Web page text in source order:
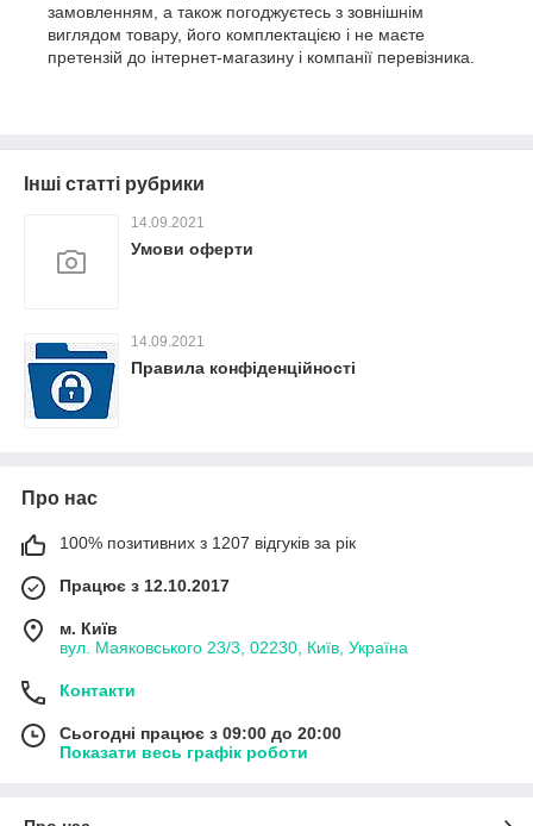
замовленням, а також погоджуєтесь з зовнішнім
виглядом товару, його комплектацією і не маєте
претензій до інтернет-магазину і компанії перевізника.
Інші статті рубрики
14.09.2021
Умови оферти
14.09.2021
Правила конфіденційності
Про нас
100% позитивних з 1207 відгуків за рік
Працює з 12.10.2017
м. Київ
вул. Маяковського 23/3, 02230, Київ, Україна
Контакти
Сьогодні працює з 09:00 до 20:00
Показати весь графік роботи